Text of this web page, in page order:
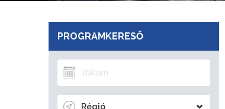
PROGRAMKERESŐ
Régió